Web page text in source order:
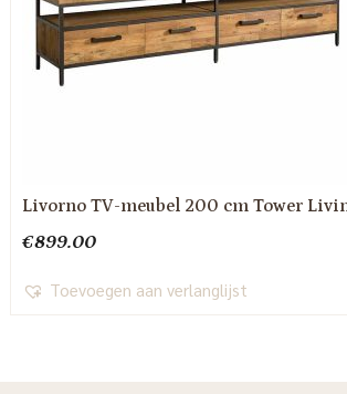
Livorno TV-meubel 200 cm Tower
€899.00
Toevoegen aan verlanglijst